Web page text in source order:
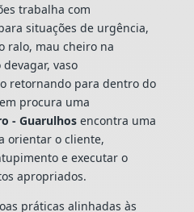
trabalha com
situações de urgência,
ralo, mau cheiro na
vaso
retornando para dentro do
procura uma
- Guarulhosencontra uma
orientar o cliente,
e executar o
apropriados.
práticas alinhadas às